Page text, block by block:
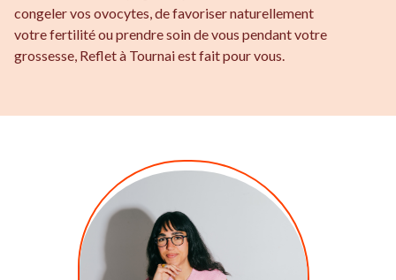
congeler vos ovocytes, de favoriser naturellement
votre fertilité ou prendre soin de vous pendant votre
grossesse, Reflet à Tournai est fait pour vous.